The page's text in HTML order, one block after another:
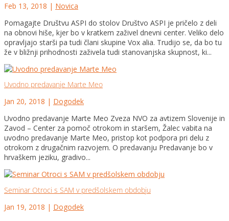
Feb 13, 2018 | Novica
Pomagajte Društvu ASPI do stolov Društvo ASPI je pričelo z deli
na obnovi hiše, kjer bo v kratkem zaživel dnevni center. Veliko delo
opravljajo starši pa tudi člani skupine Vox alia. Trudijo se, da bo tu
že v bližnji prihodnosti zaživela tudi stanovanjska skupnost, ki...
Uvodno predavanje Marte Meo
Jan 20, 2018 | Dogodek
Uvodno predavanje Marte Meo Zveza NVO za avtizem Slovenije in
Zavod – Center za pomoč otrokom in staršem, Žalec vabita na
uvodno predavanje Marte Meo, pristop kot podpora pri delu z
otrokom z drugačnim razvojem. O predavanju Predavanje bo v
hrvaškem jeziku, gradivo...
Seminar Otroci s SAM v predšolskem obdobju
Jan 19, 2018 | Dogodek